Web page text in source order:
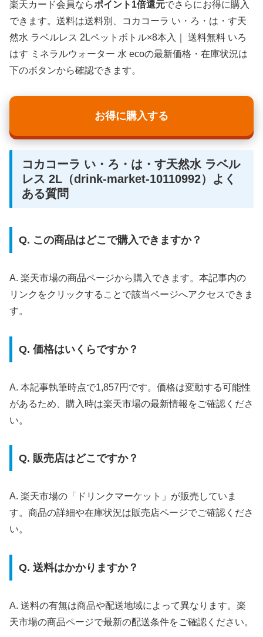
楽天カード会員ならポイント1倍還元でさらにお得に購入
できます。送料は送料別、コカコーラ い・ろ・は・す天
然水 ラベルレス 2Lペットボトル×8本入｜ 送料無料 いろ
はす ミネラルウォーター 水 ecoの最新価格・在庫状況は
下のボタンから確認できます。
お得に購入する
コカコーラ い・ろ・は・す天然水 ラベル
レス 2L（drink-market-10110992）よく
ある質問
Q. この商品はどこで購入できますか？
A. 楽天市場の商品ページから購入できます。本記事内の
リンクをクリックすることで該当ページへアクセスできま
す。
Q. 価格はいくらですか？
A. 本記事執筆時点で1,857円です。価格は変動する可能性
があるため、購入時は楽天市場の最新情報をご確認くださ
い。
Q. 販売店はどこですか？
A. 楽天市場の「ドリンクマーケット」が販売していま
す。商品の詳細や在庫状況は販売店ページでご確認くださ
い。
Q. 送料はかかりますか？
A. 送料の有無は商品や配送地域によって異なります。楽
天市場の商品ページで最新の配送条件をご確認ください。